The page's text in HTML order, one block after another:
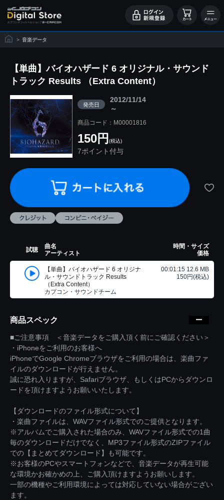
> 音楽データ
【単曲】バイオハザード 6 オリジナル・サウンド
トラック Results （Extra Content）
発売日
2012/11/14
～
商品コード：M00001816
150円 (税込)
7ポイント付与
試聴
曲名
アーティスト
時間・サイズ
価格
【単曲】バイオハザード 6 オリジナ
ル・サウンドトラック Results
（Extra Content）
カプコン・サウンドチーム
00:01:15 12.6 MB
150円(税込)
商品スペック
■ご注意事項 ＜音楽データをご購入頂く前にご確認ください＞
・iPhoneをご利用のお客様へ
iPhoneでGoogle Chromeブラウザをご利用の場合は、楽曲ファ
イルのダウンロードが行えません。
誠に恐れ入りますが、Safariブラウザ、もしくはPCからダウンロ
ードを頂けますようお願いいたします。
【ダウンロードのファイル形式について】
・楽曲ファイルは、WAVファイル形式でのご提供となります。
※アルバムでご購入された場合のみ、WAVファイル形式での1曲
毎のダウンロードだけでなく、MP3ファイル形式のZIPファイル
での【まとめてダウンロード】も可能です。
※お客様のPCやスマートフォンなどで、音楽データが再生可能
な環境かお確かめの上、ご購入頂けますようお願いします。
一部の機種やご利用環境によっては対応していない場合がござい
ます。